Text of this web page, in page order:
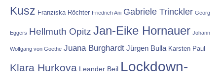
Kusz Franziska Röchter Friedrich Ani Gabriele Trinckler Georg
Eggers Hellmuth Opitz Jan-Eike Hornauer Johann
Wolfgang von Goethe Juana Burghardt Jürgen Bulla Karsten Paul
Klara Hurkova Leander Beil Lockdown-